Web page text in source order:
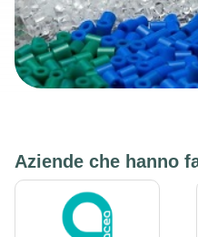
Aziende che hanno